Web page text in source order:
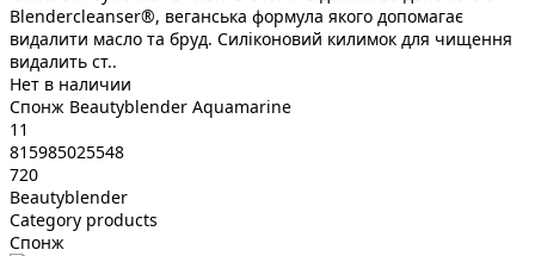
Blendercleanser®, веганська формула якого допомагає
видалити масло та бруд. Силіконовий килимок для чищення
видалить ст..
Нет в наличии
Спонж Beautyblender Aquamarine
11
815985025548
720
Beautyblender
Category products
Спонж